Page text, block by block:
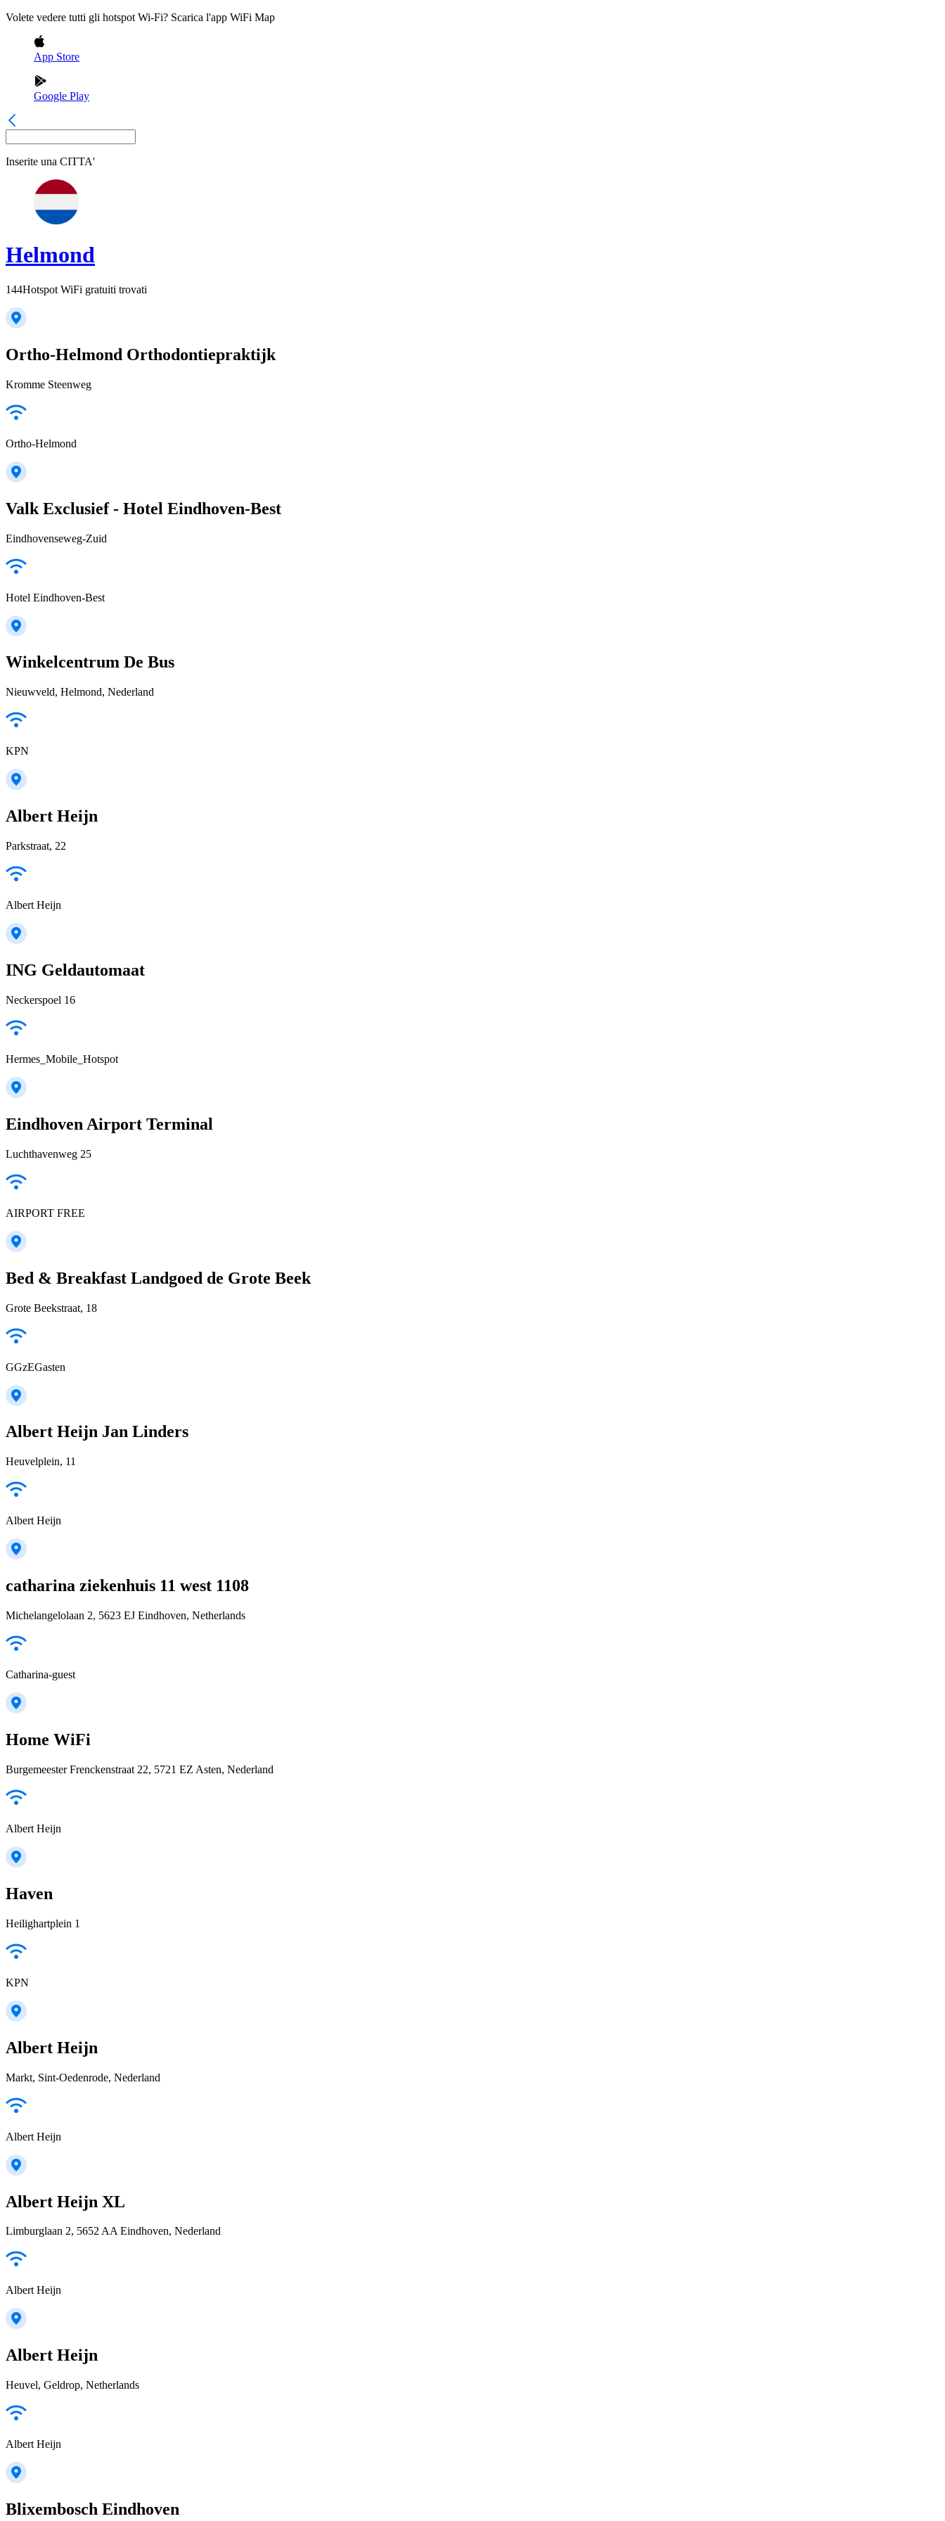
Volete vedere tutti gli hotspot Wi-Fi? Scarica l'app WiFi Map
App Store
Google Play
Inserite una CITTA'
Helmond
144Hotspot WiFi gratuiti trovati
Ortho-Helmond Orthodontiepraktijk
Kromme Steenweg
Ortho-Helmond
Valk Exclusief - Hotel Eindhoven-Best
Eindhovenseweg-Zuid
Hotel Eindhoven-Best
Winkelcentrum De Bus
Nieuwveld, Helmond, Nederland
KPN
Albert Heijn
Parkstraat, 22
Albert Heijn
ING Geldautomaat
Neckerspoel 16
Hermes_Mobile_Hotspot
Eindhoven Airport Terminal
Luchthavenweg 25
AIRPORT FREE
Bed & Breakfast Landgoed de Grote Beek
Grote Beekstraat, 18
GGzEGasten
Albert Heijn Jan Linders
Heuvelplein, 11
Albert Heijn
catharina ziekenhuis 11 west 1108
Michelangelolaan 2, 5623 EJ Eindhoven, Netherlands
Catharina-guest
Home WiFi
Burgemeester Frenckenstraat 22, 5721 EZ Asten, Nederland
Albert Heijn
Haven
Heilighartplein 1
KPN
Albert Heijn
Markt, Sint-Oedenrode, Nederland
Albert Heijn
Albert Heijn XL
Limburglaan 2, 5652 AA Eindhoven, Nederland
Albert Heijn
Albert Heijn
Heuvel, Geldrop, Netherlands
Albert Heijn
Blixembosch Eindhoven